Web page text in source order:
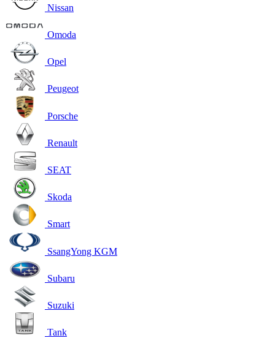
Nissan
Omoda
Opel
Peugeot
Porsche
Renault
SEAT
Skoda
Smart
SsangYong KGM
Subaru
Suzuki
Tank